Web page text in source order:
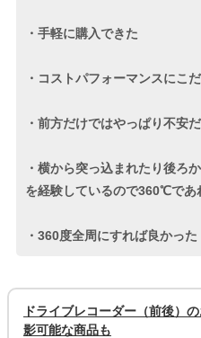
・手軽に購入できた
・コストパフォーマンスにこ
・前方だけではやっぱり不安
・横から突っ込まれたり後ろ
を経験しているので360℃であ
・360度全周にすれば良かった
ドライブレコーダー（前後）
影可能な商品も